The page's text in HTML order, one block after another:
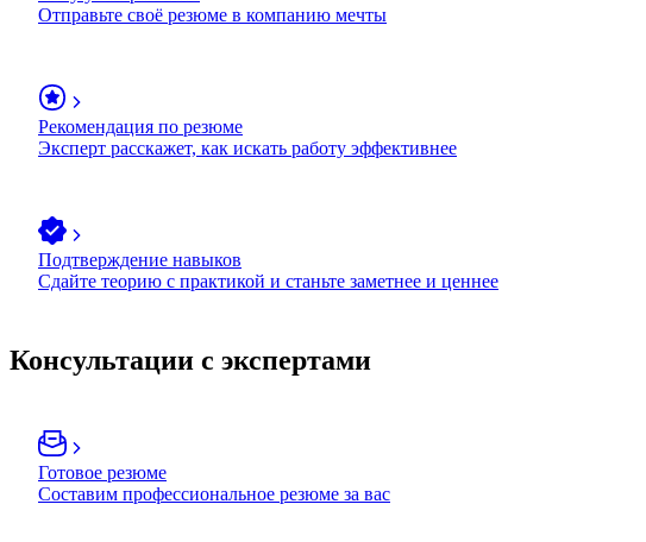
Отправьте своё резюме в компанию мечты
Рекомендация по резюме
Эксперт расскажет, как искать работу эффективнее
Подтверждение навыков
Сдайте теорию с практикой и станьте заметнее и ценнее
Консультации с экспертами
Готовое резюме
Составим профессиональное резюме за вас